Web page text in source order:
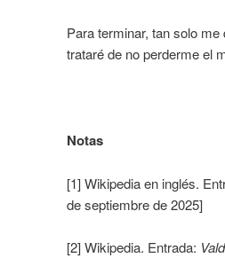
Para terminar, tan solo
trataré de no perderme el
Notas
[1] Wikipedia en inglés.
de septiembre de 2025]
[2] Wikipedia. Entrada: